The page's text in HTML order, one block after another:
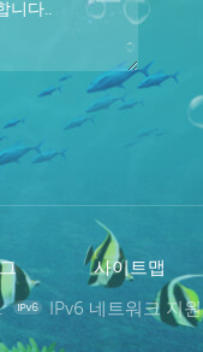
사이트맵
.
IPv6 네트워크 지원